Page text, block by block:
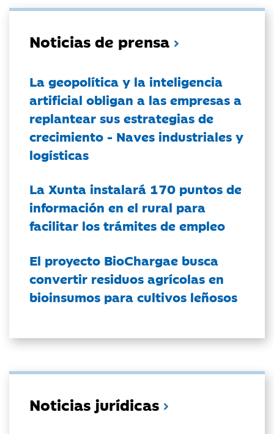
Noticias de prensa
La geopolítica y la inteligencia
artificial obligan a las empresas a
replantear sus estrategias de
crecimiento - Naves industriales y
logísticas
La Xunta instalará 170 puntos de
información en el rural para
facilitar los trámites de empleo
El proyecto BioChargae busca
convertir residuos agrícolas en
bioinsumos para cultivos leñosos
Noticias jurídicas